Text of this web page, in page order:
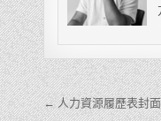
← 人力資源履歷表封